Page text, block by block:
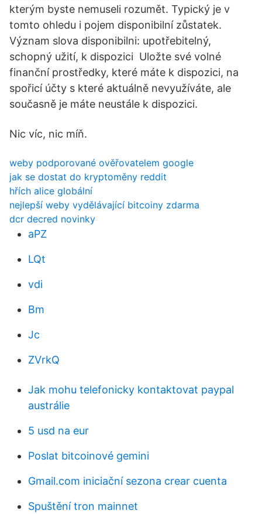
kterým byste nemuseli rozumět. Typický je v
tomto ohledu i pojem disponibilní zůstatek.
Význam slova disponibilni: upotřebitelný,
schopný užití, k dispozici Uložte své volné
finanční prostředky, které máte k dispozici, na
spořicí účty s které aktuálně nevyužíváte, ale
současně je máte neustále k dispozici.
Nic víc, nic míň.
weby podporované ověřovatelem google
jak se dostat do kryptoměny reddit
hřích alice globální
nejlepší weby vydělávající bitcoiny zdarma
dcr decred novinky
aPZ
LQt
vdi
Bm
Jc
ZVrkQ
Jak mohu telefonicky kontaktovat paypal
austrálie
5 usd na eur
Poslat bitcoinové gemini
Gmail.com iniciační sezona crear cuenta
Spuštění tron ​​mainnet